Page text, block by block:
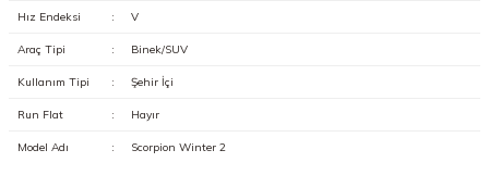
Hız Endeksi : V
Araç Tipi : Binek/SUV
Kullanım Tipi : Şehir İçi
Run Flat : Hayır
Model Adı : Scorpion Winter 2